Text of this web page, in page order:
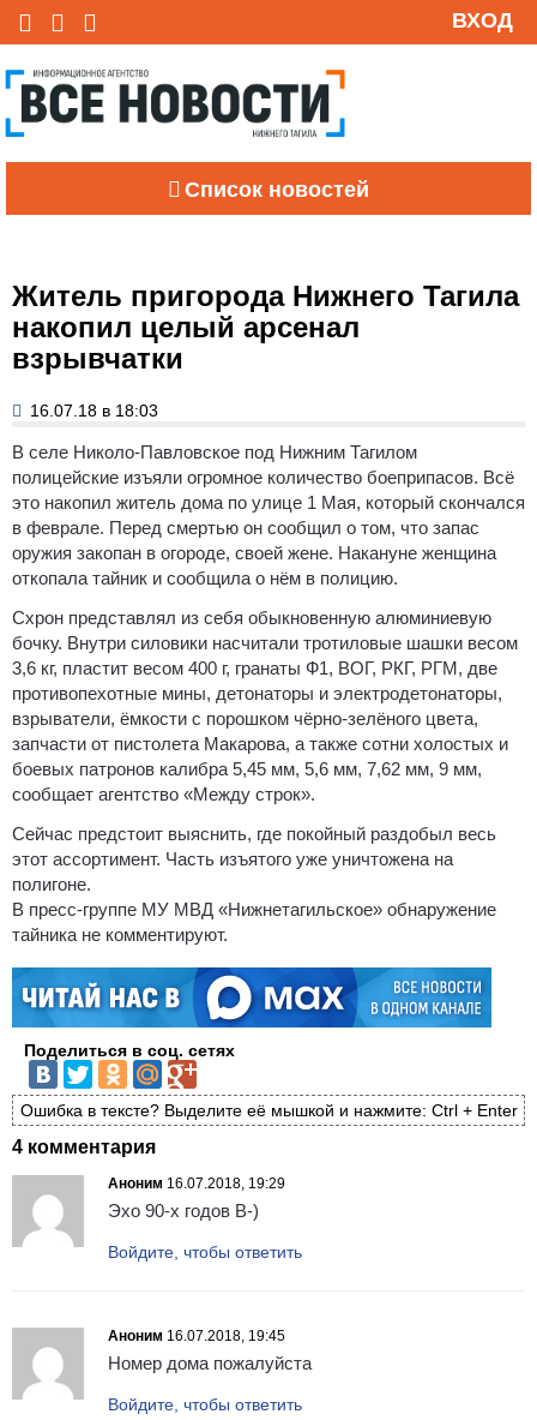
ВХОД
Список новостей
Житель пригорода Нижнего Тагила
накопил целый арсенал
взрывчатки
16.07.18 в 18:03
В селе Николо-Павловское под Нижним Тагилом
полицейские изъяли огромное количество боеприпасов. Всё
это накопил житель дома по улице 1 Мая, который скончался
в феврале. Перед смертью он сообщил о том, что запас
оружия закопан в огороде, своей жене. Накануне женщина
откопала тайник и сообщила о нём в полицию.
Схрон представлял из себя обыкновенную алюминиевую
бочку. Внутри силовики насчитали тротиловые шашки весом
3,6 кг, пластит весом 400 г, гранаты Ф1, ВОГ, РКГ, РГМ, две
противопехотные мины, детонаторы и электродетонаторы,
взрыватели, ёмкости с порошком чёрно-зелёного цвета,
запчасти от пистолета Макарова, а также сотни холостых и
боевых патронов калибра 5,45 мм, 5,6 мм, 7,62 мм, 9 мм,
сообщает агентство «Между строк».
Сейчас предстоит выяснить, где покойный раздобыл весь
этот ассортимент. Часть изъятого уже уничтожена на
полигоне.
В пресс-группе МУ МВД «Нижнетагильское» обнаружение
тайника не комментируют.
Поделиться в соц. сетях
Ошибка в тексте? Выделите её мышкой и нажмите: Ctrl + Enter
4 комментария
Аноним 16.07.2018, 19:29
Эхо 90-х годов B-)
Войдите, чтобы ответить
Аноним 16.07.2018, 19:45
Номер дома пожалуйста
Войдите, чтобы ответить